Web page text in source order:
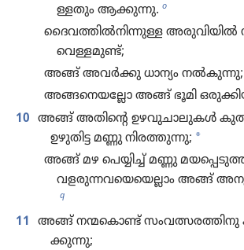
ള്ള​തും ആക്കുന്നു. o
ദൈവത്തിൽനിന്നുള്ള അരുവി​യിൽ
വെള്ളമു​ണ്ട്‌;
അങ്ങ്‌ അവർക്കു ധാന്യം നൽകുന്നു;
അങ്ങനെയല്ലോ അങ്ങ്‌ ഭൂമി
10 അങ്ങ്‌ അതിന്റെ ഉഴവു​ചാ​ലു​കൾ
ഉഴുതിട്ട മണ്ണു നിരത്തു​ന്നു; *
അങ്ങ്‌ മഴ പെയ്യിച്ച്‌ മണ്ണു
വളരു​ന്ന​വ​യെ​യെ​ല്ലാം അങ്ങ്‌
q
11 അങ്ങ്‌ നന്മകൊ​ണ്ട്‌ സംവത്സ​ര​ത്തി​നു
ക്കു​ന്നു;